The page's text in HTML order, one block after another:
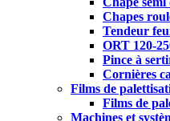
Chapes
Tendeur
ORT 120-
Pince à
Cornières
Films de
Films de
Machines et